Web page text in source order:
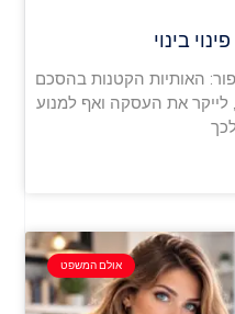
בינוי
האותיות הקטנות בהסכם
את העסקה ואף למנוע
אולם המשפט